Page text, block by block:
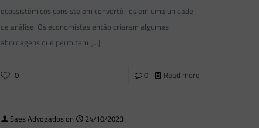
ecossistêmicos consiste em convertê-los em uma unidade
de análise. Os economistas então criaram algumas
abordagens que permitem […]
0 0 Read more
Saes Advogadoson 24/10/2023